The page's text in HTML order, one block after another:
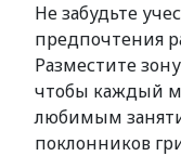
Не забудьте
предпочтения
Разместите
чтобы каждый
любимым
поклонников